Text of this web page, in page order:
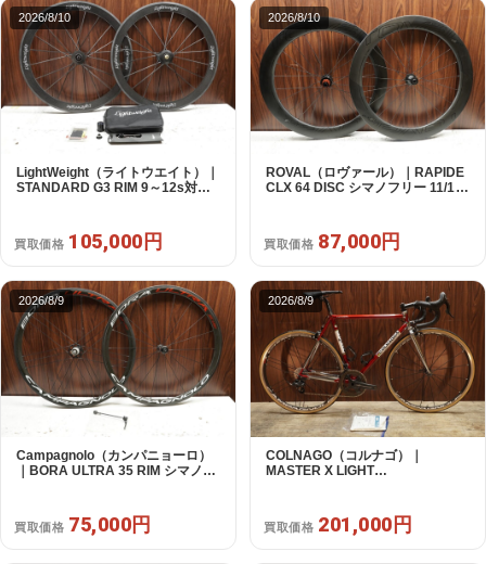
2026/8/10
LightWeight（ライトウエイト）｜
STANDARD G3 RIM 9～12s対応
買取価格 105,000円
2026/8/10
ROVAL（ロヴァール）｜RAPIDE
CLX 64 DISC シマノフリー 11/12s
買取価格 87,000円
2026/8/9
Campagnolo（カンパニョーロ）
｜BORA ULTRA 35 RIM シマノフ
買取価格 75,000円
2026/8/9
COLNAGO（コルナゴ）｜
MASTER X LIGHT
年｜美品｜買取金額 201,000円
買取価格 201,000円